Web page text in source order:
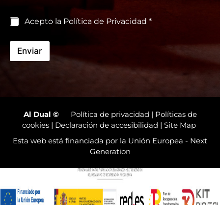
j
e
C
s
d
c
c
i
Acepto la Política de Privacidad *
Enviar
Al Dual © Política de privacidad | Políticas de
cookies | Declaración de accesibilidad | Site Map
Esta web está financiada por la Unión Europea - Next
Generation